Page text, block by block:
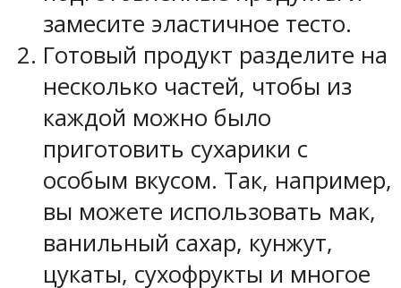
замесите эластичное тесто.
Готовый продукт разделите на
несколько частей, чтобы из
каждой можно было
приготовить сухарики с
особым вкусом. Так, например,
вы можете использовать мак,
ванильный сахар, кунжут,
цукаты, сухофрукты и многое